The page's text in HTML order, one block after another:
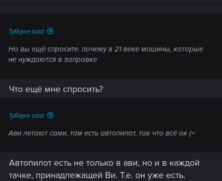
TyRqwe said:
Но вы ещё спросите. почему в 21 веке машины, которые
не нуждаются в заправке
Что ещё мне спросить?
TyRqwe said:
Ави летают сами, там есть автопилот, так что всё ок (=
Автопилот есть не только в ави, но и в каждой
тачке, принадлежащей Ви. Т.е. он уже есть.